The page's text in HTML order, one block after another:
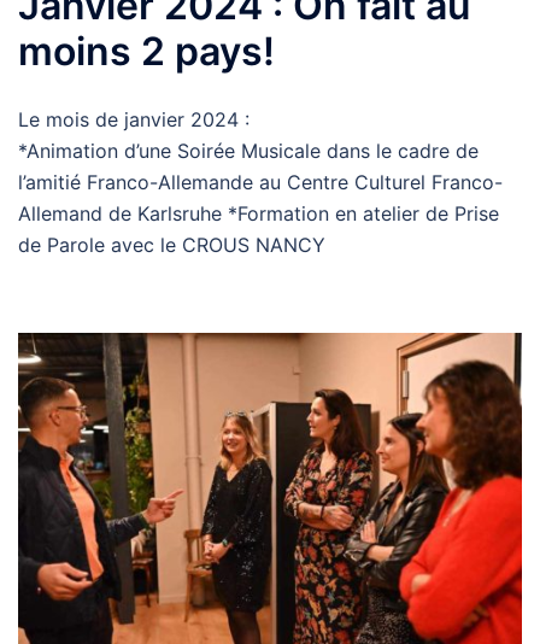
moins 2 pays!
Le mois de janvier 2024 :
*Animation d’une Soirée Musicale dans le cadre de
l’amitié Franco-Allemande au Centre Culturel Franco-
Allemand de Karlsruhe *Formation en atelier de Prise
de Parole avec le CROUS NANCY